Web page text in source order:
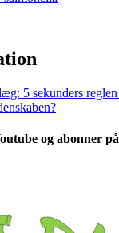
5 sekunders
og abonner